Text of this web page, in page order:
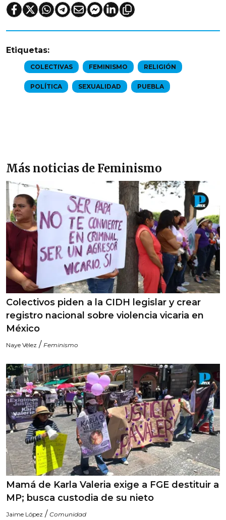
Etiquetas:
COLECTIVAS FEMINISMO RELIGIÓN
POLÍTICA SEXUALIDAD PUEBLA
Más noticias de Feminismo
Colectivos piden a la CIDH legislar y crear
registro nacional sobre violencia vicaria en
México
Naye Vélez / Feminismo
Mamá de Karla Valeria exige a FGE destituir a
MP; busca custodia de su nieto
Jaime López / Comunidad